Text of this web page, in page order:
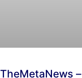
TheMetaNews –